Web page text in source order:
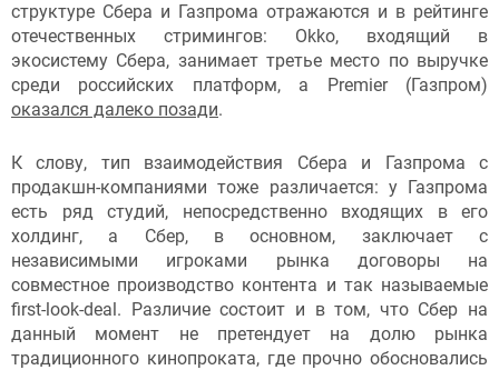
структуре Сбера и Газпрома отражаются и в рейтинге
отечественных стримингов: Okko, входящий в
экосистему Сбера, занимает третье место по выручке
среди российских платформ, а Premier (Газпром)
оказался далеко позади.
К слову, тип взаимодействия Сбера и Газпрома с
продакшн-компаниями тоже различается: у Газпрома
есть ряд студий, непосредственно входящих в его
холдинг, а Сбер, в основном, заключает с
независимыми игроками рынка договоры на
совместное производство контента и так называемые
first-look-deal. Различие состоит и в том, что Сбер на
данный момент не претендует на долю рынка
традиционного кинопроката, где прочно обосновались